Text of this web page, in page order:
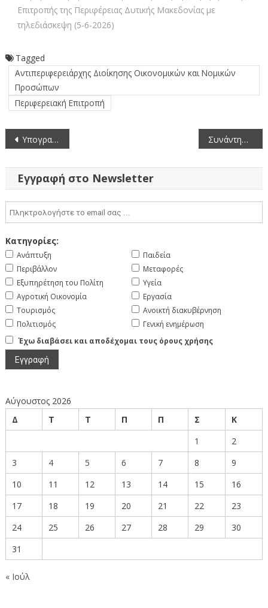
Επιτροπής της Περιφέρειας Δυτικής Μακεδονίας με
τηλεδιάσκεψη (5-6-2026)
Tagged
Αντιπεριφερειάρχης Διοίκησης Οικονομικών και Νομικών
Προσώπων
Περιφερειακή Επιτροπή
Πλοήγηση
άρθρων
Υπογραφή Σύμβασης Εκτέλεσης Έργου για τον Ηλεκτροφωτισμό Ι/Κ Πρεσπών Συνάντηση με τους ανθρώπους των Λαϊκών Αγορών Δυτικής Μακεδονίας είχε σήμερα ο Περιφερειάρχης
Εγγραφή στο Newsletter
Κατηγορίες:
Ανάπτυξη
Περιβάλλον
Εξυπηρέτηση του Πολίτη
Αγροτική Οικονομία
Τουρισμός
Πολιτισμός
Παιδεία
Μεταφορές
Υγεία
Εργασία
Ανοικτή διακυβέρνηση
Γενική ενημέρωση
Έχω διαβάσει και αποδέχομαι τους όρους χρήσης
Αύγουστος 2026
Δ
Τ Τ Π Π Σ
Κ
1
2
3
4 5 6 7 8
9
10
11 12 13 14 15
16
17
18 19 20 21 22
23
24
25 26 27 28 29
30
31
« Ιούλ